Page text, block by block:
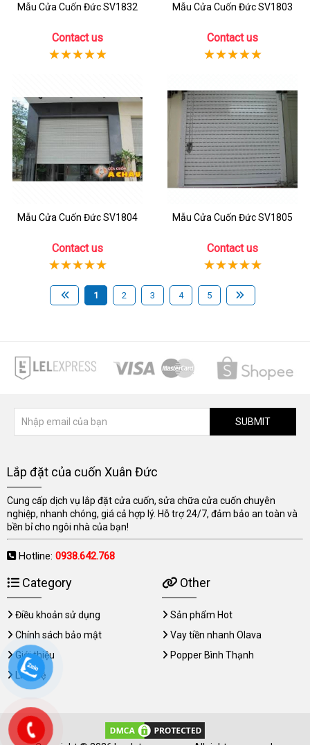
Mẫu Cửa Cuốn Đức SV1832
Contact us
Mẫu Cửa Cuốn Đức SV1803
Contact us
Mẫu Cửa Cuốn Đức SV1804
Contact us
Mẫu Cửa Cuốn Đức SV1805
Contact us
1 2 3 4 5
SUBMIT
Lắp đặt của cuốn Xuân Đức
Cung cấp dịch vụ lắp đặt cửa cuốn, sửa chữa cửa cuốn chuyên
nghiệp, nhanh chóng, giá cả hợp lý. Hỗ trợ 24/7, đảm bảo an toàn và
bền bỉ cho ngôi nhà của bạn!
Hotline: 0938.642.768
Category
Điều khoản sử dụng
Chính sách bảo mật
Giới thiệu
Liên hệ
Other
Sản phẩm Hot
Vay tiền nhanh Olava
Popper Bình Thạnh